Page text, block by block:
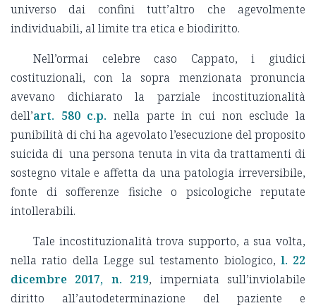
universo dai confini tutt’altro che agevolmente
individuabili, al limite tra etica e biodiritto.
Nell’ormai celebre caso Cappato, i giudici
costituzionali, con la sopra menzionata pronuncia
avevano dichiarato la parziale incostituzionalità
dell’art. 580 c.p. nella parte in cui non esclude la
punibilità di chi ha agevolato l’esecuzione del proposito
suicida di una persona tenuta in vita da trattamenti di
sostegno vitale e affetta da una patologia irreversibile,
fonte di sofferenze fisiche o psicologiche reputate
intollerabili.
Tale incostituzionalità trova supporto, a sua volta,
nella ratio della Legge sul testamento biologico, l. 22
dicembre 2017, n. 219, imperniata sull’inviolabile
diritto all’autodeterminazione del paziente e